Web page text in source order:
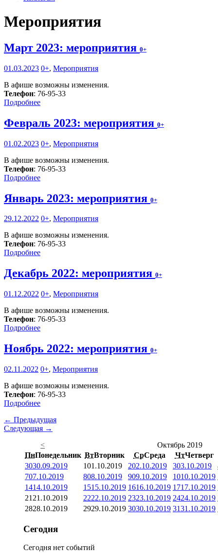
Мероприятия
Март 2023: мероприятия 0+
01.03.2023 0+, Мероприятия
В афише возможны изменения.
Телефон: 76-95-33
Подробнее
Февраль 2023: мероприятия 0+
01.02.2023 0+, Мероприятия
В афише возможны изменения.
Телефон: 76-95-33
Подробнее
Январь 2023: мероприятия 0+
29.12.2022 0+, Мероприятия
В афише возможны изменения.
Телефон: 76-95-33
Подробнее
Декабрь 2022: мероприятия 0+
01.12.2022 0+, Мероприятия
В афише возможны изменения.
Телефон: 76-95-33
Подробнее
Ноябрь 2022: мероприятия 0+
02.11.2022 0+, Мероприятия
В афише возможны изменения.
Телефон: 76-95-33
Подробнее
← Предыдущая
Следующая →
<
Октябрь 2019
ПнПонедельник ВтВторник СрСреда ЧтЧетверг
3030.09.2019 101.10.2019 202.10.2019 303.10.2019
707.10.2019 808.10.2019 909.10.2019 1010.10.2019
1414.10.2019 1515.10.2019 1616.10.2019 1717.10.2019
21 21.10.2019 2222.10.2019 2323.10.2019 2424.10.2019
2828.10.2019 2929.10.2019 3030.10.2019 3131.10.2019
Сегодня
Сегодня нет событий